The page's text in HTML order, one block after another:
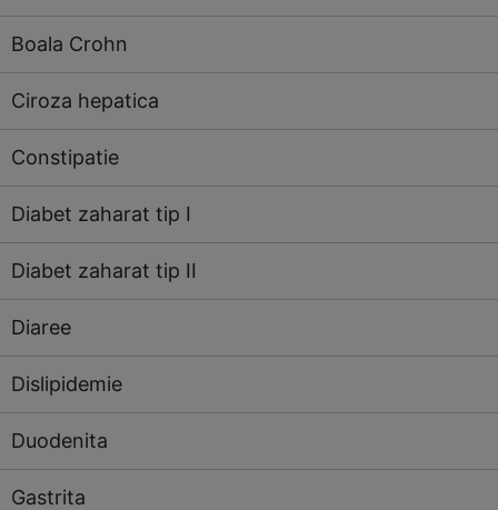
Boala Crohn
Ciroza hepatica
Constipatie
Diabet zaharat tip I
Diabet zaharat tip II
Diaree
Dislipidemie
Duodenita
Gastrita